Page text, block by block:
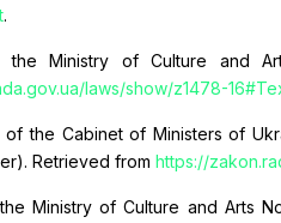
.
Ministry of Culture and
laws/show/z1478-
of the Cabinet of Ministers of
Retrieved from https://
Ministry of Culture and Arts